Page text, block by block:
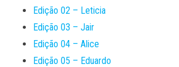
Edição 02 – Leticia
Edição 03 – Jair
Edição 04 – Alice
Edição 05 – Eduardo